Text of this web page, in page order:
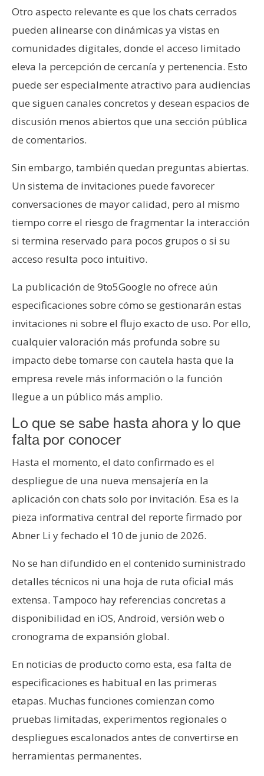
Otro aspecto relevante es que los chats cerrados
pueden alinearse con dinámicas ya vistas en
comunidades digitales, donde el acceso limitado
eleva la percepción de cercanía y pertenencia. Esto
puede ser especialmente atractivo para audiencias
que siguen canales concretos y desean espacios de
discusión menos abiertos que una sección pública
de comentarios.
Sin embargo, también quedan preguntas abiertas.
Un sistema de invitaciones puede favorecer
conversaciones de mayor calidad, pero al mismo
tiempo corre el riesgo de fragmentar la interacción
si termina reservado para pocos grupos o si su
acceso resulta poco intuitivo.
La publicación de 9to5Google no ofrece aún
especificaciones sobre cómo se gestionarán estas
invitaciones ni sobre el flujo exacto de uso. Por ello,
cualquier valoración más profunda sobre su
impacto debe tomarse con cautela hasta que la
empresa revele más información o la función
llegue a un público más amplio.
Lo que se sabe hasta ahora y lo que
falta por conocer
Hasta el momento, el dato confirmado es el
despliegue de una nueva mensajería en la
aplicación con chats solo por invitación. Esa es la
pieza informativa central del reporte firmado por
Abner Li y fechado el 10 de junio de 2026.
No se han difundido en el contenido suministrado
detalles técnicos ni una hoja de ruta oficial más
extensa. Tampoco hay referencias concretas a
disponibilidad en iOS, Android, versión web o
cronograma de expansión global.
En noticias de producto como esta, esa falta de
especificaciones es habitual en las primeras
etapas. Muchas funciones comienzan como
pruebas limitadas, experimentos regionales o
despliegues escalonados antes de convertirse en
herramientas permanentes.